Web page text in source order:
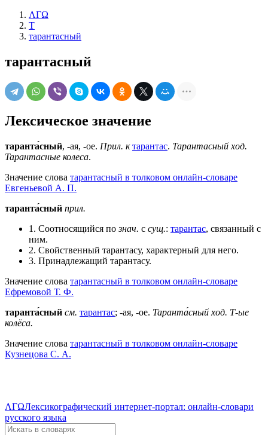
ΛΓΩ
Т
тарантасный
тарантасный
Лексическое значение
таранта́сный, -ая, -ое. Прил. к тарантас. Тарантасный ход.
Тарантасные колеса.
Значение слова тарантасный в толковом онлайн-словаре
Евгеньевой А. П.
таранта́сный прил.
1. Соотносящийся познач. с сущ.: тарантас, связанный с
ним.
2. Свойственный тарантасу, характерный для него.
3. Принадлежащий тарантасу.
Значение слова тарантасный в толковом онлайн-словаре
Ефремовой Т. Ф.
таранта́сный см. тарантас; -ая, -ое. Таранта́сный ход. Т-ые
колёса.
Значение слова тарантасный в толковом онлайн-словаре
Кузнецова С. А.
ΛΓΩЛексикографический интернет-портал: онлайн-словари
русского языка